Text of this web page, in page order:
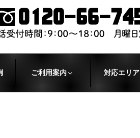
ご利用案内 対応エリア